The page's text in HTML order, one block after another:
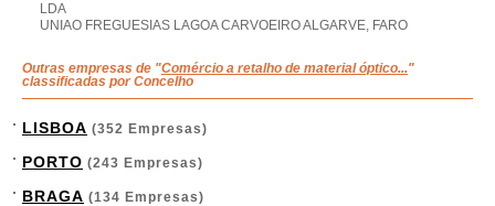
LDA
UNIAO FREGUESIAS LAGOA CARVOEIRO ALGARVE, FARO
Outras empresas de "Comércio a retalho de material óptico..."
classificadas por Concelho
LISBOA (352 Empresas)
PORTO (243 Empresas)
BRAGA (134 Empresas)